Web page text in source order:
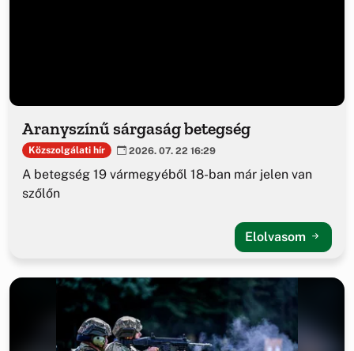
Aranyszínű sárgaság betegség
Közszolgálati hír 2026. 07. 22 16:29
A betegség 19 vármegyéből 18-ban már jelen van
szőlőn
Elolvasom